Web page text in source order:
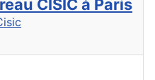
CISIC à Paris